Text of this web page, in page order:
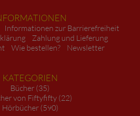
Informationen zur Barrierefreiheit
Zahlung und Lieferung
Wie bestellen? Newsletter
KATEGORIEN
Bücher (35)
von Fiftyfifty (22)
Hörbücher (590)